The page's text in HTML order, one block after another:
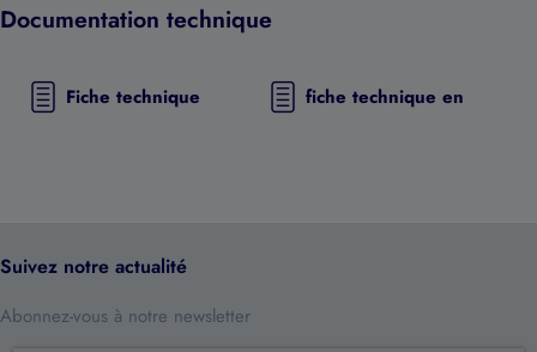
Documentation technique
Fiche technique fiche technique en
Suivez notre actualité
Abonnez-vous à notre newsletter